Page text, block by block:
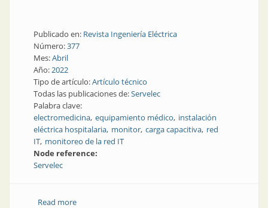
Publicado en: Revista Ingeniería Eléctrica
Número:377
Mes:Abril
Año:2022
Tipo de artículo:Artículo técnico
Todas las publicaciones de:Servelec
Palabra clave:
electromedicina equipamiento médico instalación
eléctrica hospitalaria monitor carga capacitiva red
IT monitoreo de la red IT
Node reference:
Servelec
Read moreabout Por qué elegir un monitor por impedancia en